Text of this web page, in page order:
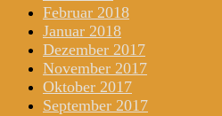
Februar 2018
Januar 2018
Dezember 2017
November 2017
Oktober 2017
September 2017